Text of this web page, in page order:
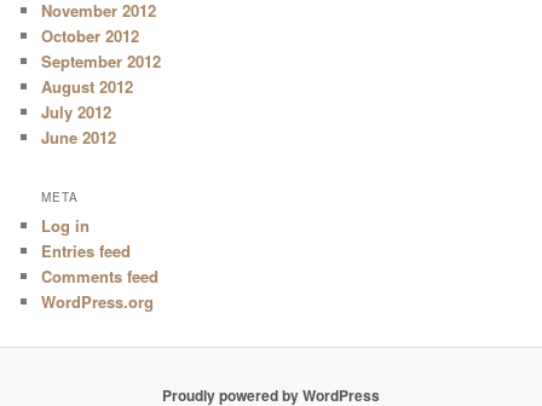
November 2012
October 2012
September 2012
August 2012
July 2012
June 2012
META
Log in
Entries feed
Comments feed
WordPress.org
Proudly powered by WordPress